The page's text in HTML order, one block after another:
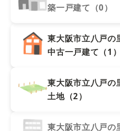
築一戸建て（0）
東大阪市立八戸の
中古一戸建て（1）
東大阪市立八戸の
土地（2）
東大阪市立八戸の